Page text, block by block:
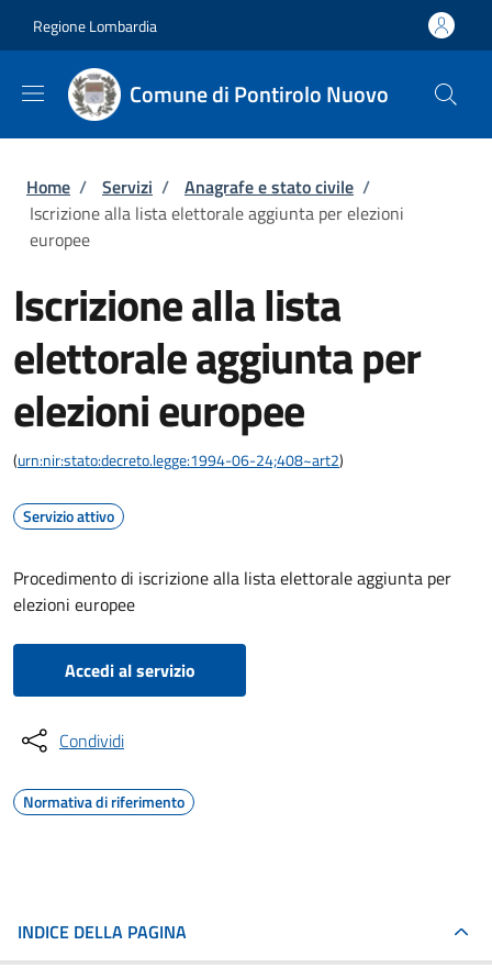
Regione Lombardia
Comune di Pontirolo Nuovo
Briciole di pane
Home / Servizi / Anagrafe e stato civile /
Iscrizione alla lista elettorale aggiunta per elezioni
europee
Iscrizione alla lista
elettorale aggiunta per
elezioni europee
(urn:nir:stato:decreto.legge:1994-06-24;408~art2)
Servizio attivo
Procedimento di iscrizione alla lista elettorale aggiunta per
elezioni europee
Accedi al servizio
Condividi
Normativa di riferimento
INDICE DELLA PAGINA